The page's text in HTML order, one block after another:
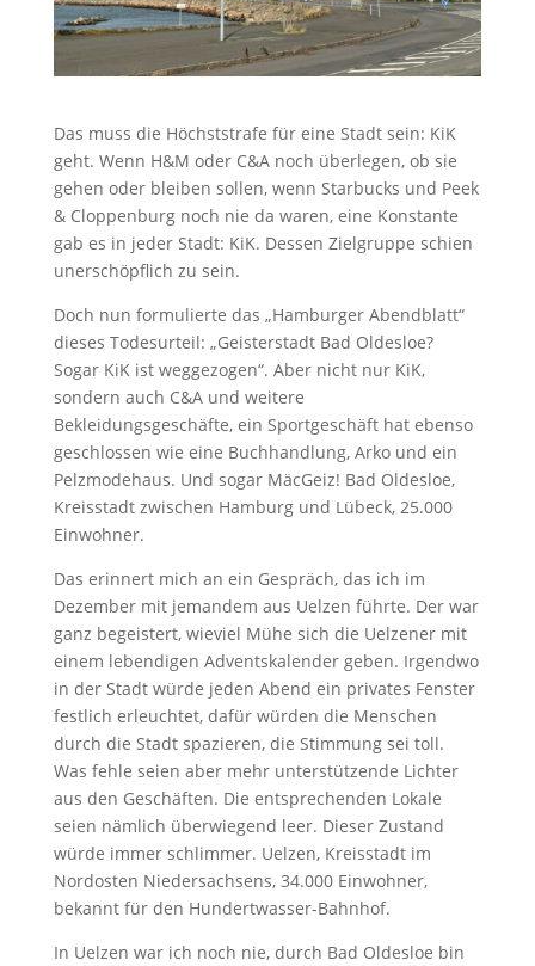
Das muss die Höchststrafe für eine Stadt sein: KiK
geht. Wenn H&M oder C&A noch überlegen, ob sie
gehen oder bleiben sollen, wenn Starbucks und Peek
& Cloppenburg noch nie da waren, eine Konstante
gab es in jeder Stadt: KiK. Dessen Zielgruppe schien
unerschöpflich zu sein.
Doch nun formulierte das „Hamburger Abendblatt“
dieses Todesurteil: „Geisterstadt Bad Oldesloe?
Sogar KiK ist weggezogen“. Aber nicht nur KiK,
sondern auch C&A und weitere
Bekleidungsgeschäfte, ein Sportgeschäft hat ebenso
geschlossen wie eine Buchhandlung, Arko und ein
Pelzmodehaus. Und sogar MäcGeiz! Bad Oldesloe,
Kreisstadt zwischen Hamburg und Lübeck, 25.000
Einwohner.
Das erinnert mich an ein Gespräch, das ich im
Dezember mit jemandem aus Uelzen führte. Der war
ganz begeistert, wieviel Mühe sich die Uelzener mit
einem lebendigen Adventskalender geben. Irgendwo
in der Stadt würde jeden Abend ein privates Fenster
festlich erleuchtet, dafür würden die Menschen
durch die Stadt spazieren, die Stimmung sei toll.
Was fehle seien aber mehr unterstützende Lichter
aus den Geschäften. Die entsprechenden Lokale
seien nämlich überwiegend leer. Dieser Zustand
würde immer schlimmer. Uelzen, Kreisstadt im
Nordosten Niedersachsens, 34.000 Einwohner,
bekannt für den Hundertwasser-Bahnhof.
In Uelzen war ich noch nie, durch Bad Oldesloe bin